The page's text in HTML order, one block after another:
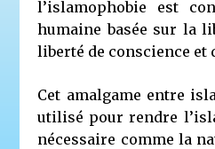
l’islamophobie est
humaine basée sur la
liberté de conscience et
Cet amalgame entre
utilisé pour rendre
nécessaire comme la